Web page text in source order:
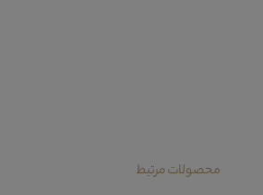
محصولات مرتبط